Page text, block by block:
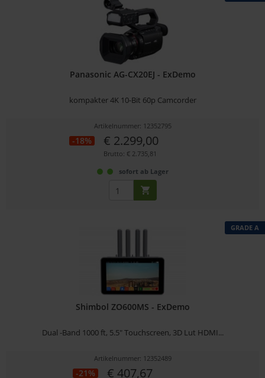
Panasonic AG-CX20EJ - ExDemo
kompakter 4K 10-Bit 60p Camcorder
Artikelnummer: 12352795
-18% € 2.299,00
Brutto: € 2.735,81
sofort ab Lager
GRADE A
Shimbol ZO600MS - ExDemo
Dual -Band 1000 ft, 5.5" Touchscreen, 3D Lut HDMI...
Artikelnummer: 12352489
-21% € 407,67